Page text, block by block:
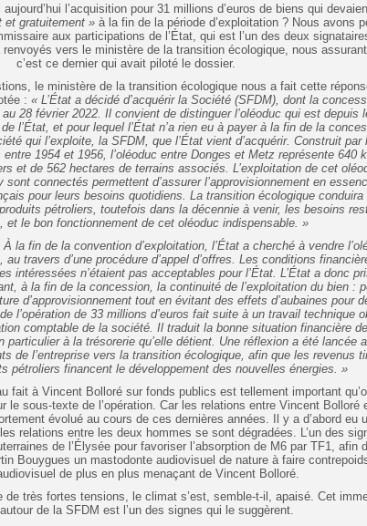
l’acquisition pour 31 millions d’euros de biens qui
et gratuitement » à la fin de la période d’exploitation ? Nous avons
aux participations de l’État, qui est l’un des deux
vers le ministère de la transition écologique, nous
c’est ce dernier qui avait piloté le dossier.
le ministère de la transition écologique nous a fait cette
:« L’État a décidé d’acquérir la Société (SFDM), dont la
28 février 2022. Il convient de distinguer l’oléoduc qui est depuis
l’État, et pour lequel l’État n’a rien eu à payer à la fin de la
qui l’exploite, la SFDM, que l’État vient d’acquérir. Construit par
1954 et 1956, l’oléoduc entre Donges et Metz représente 640
et de 562 hectares de terrains associés. L’exploitation de cet
connectés permettent d’assurer l’approvisionnement en
pour leurs besoins quotidiens. La transition écologique conduira
pétroliers, toutefois dans la décennie à venir, les besoins
et le bon fonctionnement de cet oléoduc indispensable. »
À la fin de la convention d’exploitation, l’État a cherché à vendre
travers d’une procédure d’appel d’offres. Les conditions
intéressées n’étaient pas acceptables pour l’État. L’État a donc
à la fin de la concession, la continuité de l’exploitation du bien :
d’approvisionnement tout en évitant des effets d’aubaines pour
l’opération de 33 millions d’euros fait suite à un travail technique
comptable de la société. Il traduit la bonne situation financière
particulier à la trésorerie qu’elle détient. Une réflexion a été lancée
de l’entreprise vers la transition écologique, afin que les revenus
pétroliers financent le développement des nouvelles énergies. »
fait à Vincent Bolloré sur fonds publics est tellement important
le sous-texte de l’opération. Car les relations entre Vincent Bolloré
évolué au cours de ces dernières années. Il y a d’abord eu
relations entre les deux hommes se sont dégradées. L’un des
de l’Élysée pour favoriser l’absorption de M6 par TF1, afin
Bouygues un mastodonte audiovisuel de nature à faire
de plus en plus menaçant de Vincent Bolloré.
de très fortes tensions, le climat s’est, semble-t-il, apaisé. Cet
de la SFDM est l’un des signes qui le suggèrent.